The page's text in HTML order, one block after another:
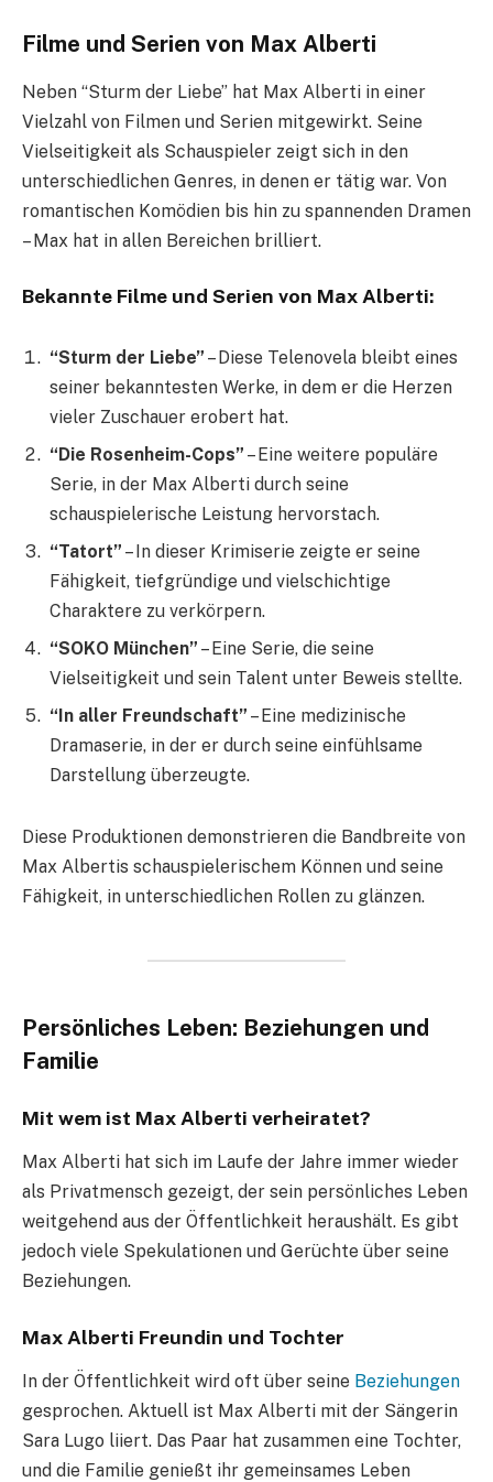
Filme und Serien von Max Alberti
Neben “Sturm der Liebe” hat Max Alberti in einer
Vielzahl von Filmen und Serien mitgewirkt. Seine
Vielseitigkeit als Schauspieler zeigt sich in den
unterschiedlichen Genres, in denen er tätig war. Von
romantischen Komödien bis hin zu spannenden Dramen
– Max hat in allen Bereichen brilliert.
Bekannte Filme und Serien von Max Alberti:
“Sturm der Liebe” – Diese Telenovela bleibt eines
seiner bekanntesten Werke, in dem er die Herzen
vieler Zuschauer erobert hat.
“Die Rosenheim-Cops” – Eine weitere populäre
Serie, in der Max Alberti durch seine
schauspielerische Leistung hervorstach.
“Tatort” – In dieser Krimiserie zeigte er seine
Fähigkeit, tiefgründige und vielschichtige
Charaktere zu verkörpern.
“SOKO München” – Eine Serie, die seine
Vielseitigkeit und sein Talent unter Beweis stellte.
“In aller Freundschaft” – Eine medizinische
Dramaserie, in der er durch seine einfühlsame
Darstellung überzeugte.
Diese Produktionen demonstrieren die Bandbreite von
Max Albertis schauspielerischem Können und seine
Fähigkeit, in unterschiedlichen Rollen zu glänzen.
Persönliches Leben: Beziehungen und
Familie
Mit wem ist Max Alberti verheiratet?
Max Alberti hat sich im Laufe der Jahre immer wieder
als Privatmensch gezeigt, der sein persönliches Leben
weitgehend aus der Öffentlichkeit heraushält. Es gibt
jedoch viele Spekulationen und Gerüchte über seine
Beziehungen.
Max Alberti Freundin und Tochter
In der Öffentlichkeit wird oft über seine Beziehungen
gesprochen. Aktuell ist Max Alberti mit der Sängerin
Sara Lugo liiert. Das Paar hat zusammen eine Tochter,
und die Familie genießt ihr gemeinsames Leben